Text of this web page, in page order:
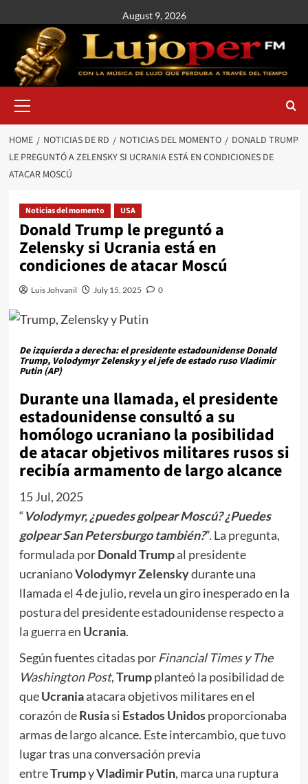
August 9, 2026
HOME NOTICIAS DE RD NOTICIAS DEL MOMENTO
DONALD TRUMP
LE PREGUNTÓ A ZELENSKY SI UCRANIA ESTÁ EN CONDICIONES DE
ATACAR MOSCÚ
Noticias del momento USA
Donald Trump le preguntó a
Zelensky si Ucrania está en
condiciones de atacar Moscú
Luis Johvanil July 15, 2025 0
De izquierda a derecha: el presidente estadounidense Donald
Trump, Volodymyr Zelensky y el jefe de estado ruso Vladimir
Putin (AP)
Durante una llamada, el presidente
estadounidense consultó a su
homólogo ucraniano la posibilidad
de atacar objetivos militares rusos si
recibía armamento de largo alcance
15 Jul, 2025
“Volodymyr, ¿puedes golpear Moscú? ¿Puedes
golpear San Petersburgo también?”. La pregunta,
formulada porDonald Trumpal presidente
ucranianoVolodymyr Zelenskydurante una
llamada el 4 de julio, revela un giro inesperado en la
postura del presidente estadounidense respecto a
la guerra en Ucrania.
Según fuentes citadas porFinancial Times y The
Washington Post,Trumpplanteó la posibilidad de
queUcraniaatacara objetivos militares en el
corazón deRusiasi Estados Unidosproporcionaba
armas de largo alcance. Este intercambio, que tuvo
lugar tras una conversación previa
entreTrumpyVladimir Putin, marca una ruptura